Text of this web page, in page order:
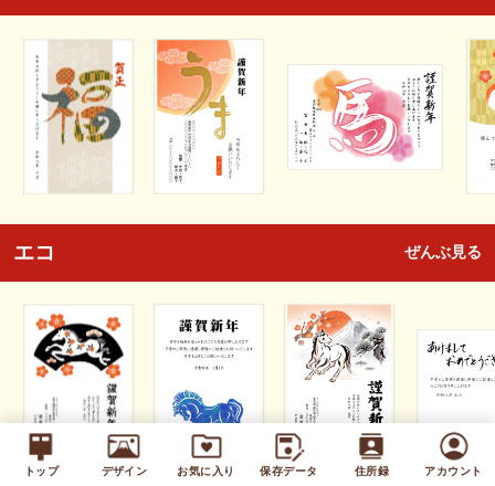
トップ デザイン お気に入り 保存データ 住所録 アカウント
エコ ぜんぶ見る